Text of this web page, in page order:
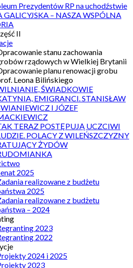
Prezydentów RP na uchodźstwie
GALICYJSKA – NASZA WSPÓLNA
II
stanu zachowania
rządowych w Wielkiej Brytanii
planu renowacji grobu
Leona Bilińskiego
ŚWIADKOWIE
EMIGRANCI. STANISŁAW
I JÓZEF
TERAZ POSTĘPUJĄ UCZCIWI
POLACY Z WILEŃSZCZYZNY
ŻYDÓW
2025
realizowane z budżetu
2025
realizowane z budżetu
– 2024
2023
2022
2024 i 2025
2023